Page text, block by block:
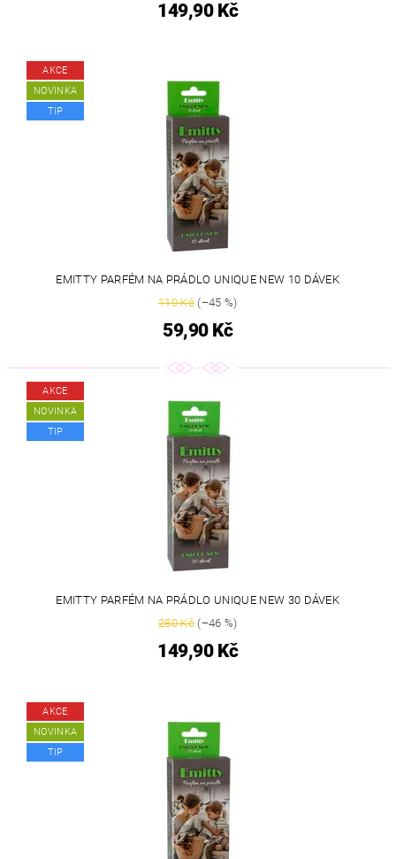
149,90 Kč
AKCE
NOVINKA
TIP
EMITTY PARFÉM NA PRÁDLO UNIQUE NEW 10 DÁVEK
110 Kč(–45 %)
59,90 Kč
AKCE
NOVINKA
TIP
EMITTY PARFÉM NA PRÁDLO UNIQUE NEW 30 DÁVEK
280 Kč(–46 %)
149,90 Kč
AKCE
NOVINKA
TIP